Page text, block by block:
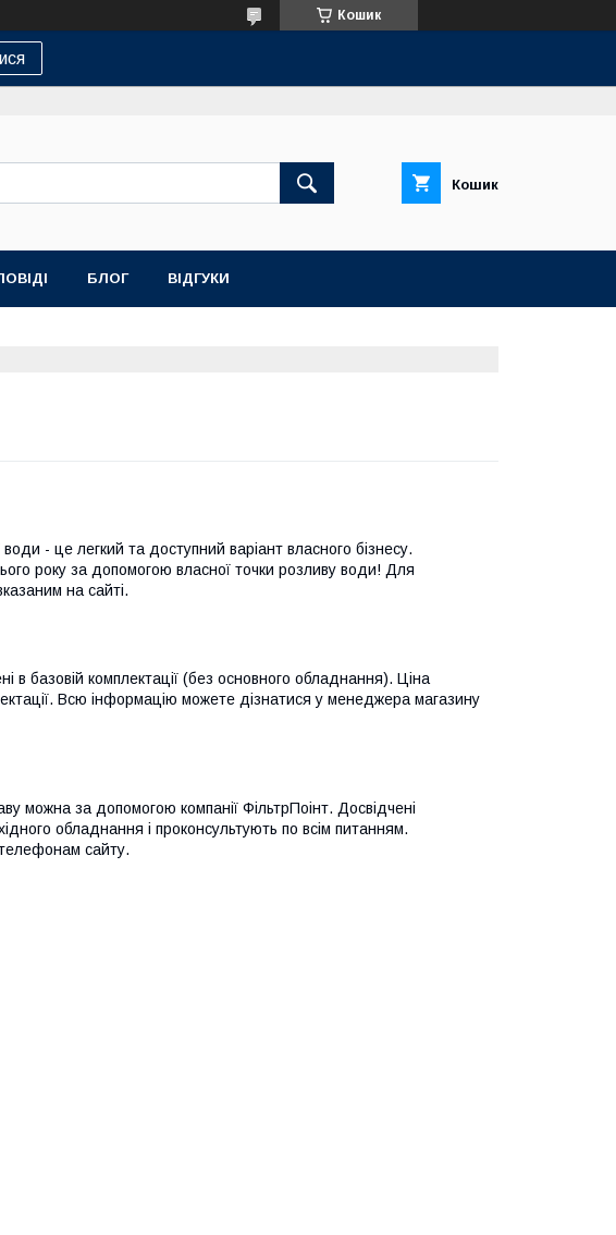
Кошик
Кошик
БЛОГ ВІДГУКИ
- це легкий та доступний варіант власного бізнесу.
року за допомогою власної точки розливу води! Для
на сайті.
в базовій комплектації (без основного обладнання). Ціна
Всю інформацію можете дізнатися у менеджера магазину
можна за допомогою компанії ФільтрПоінт. Досвідчені
обладнання і проконсультують по всім питанням.
сайту.